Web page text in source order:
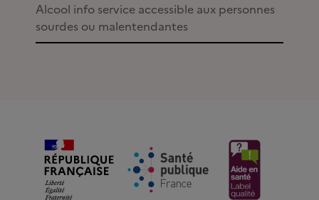
Alcool info service accessible aux personnes
sourdes ou malentendantes